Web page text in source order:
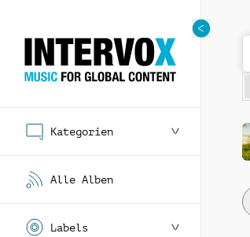
Kategorien
Alle Alben
Labels